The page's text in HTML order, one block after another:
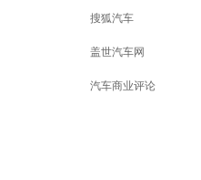
搜狐汽车
盖世汽车网
汽车商业评论